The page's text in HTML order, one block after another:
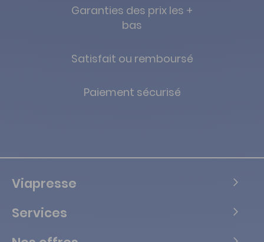
Garanties des prix les +
bas
Satisfait ou remboursé
Paiement sécurisé
Viapresse
Services